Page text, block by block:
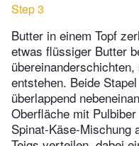
Step 3
Butter in einem Topf
etwas flüssiger Butter
entstehen. Beide
überlappend
Oberfläche mit
Spinat-Käse-Mischung